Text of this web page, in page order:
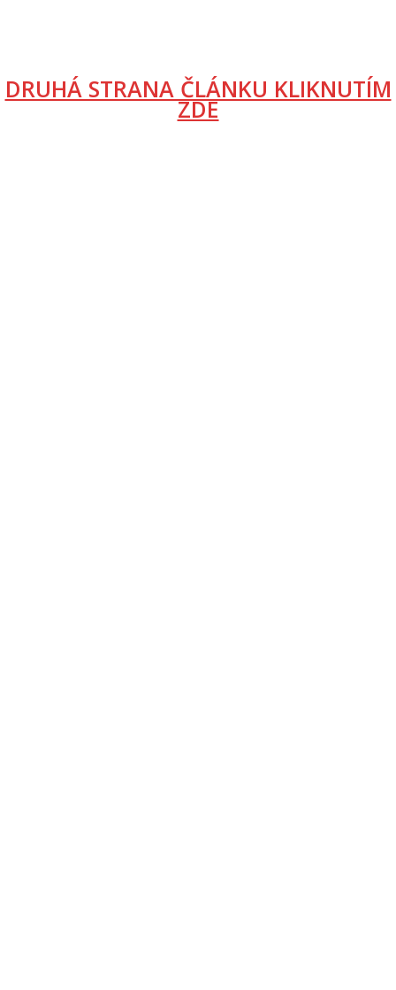
DRUHÁ STRANA ČLÁNKU KLIKNUTÍM
ZDE